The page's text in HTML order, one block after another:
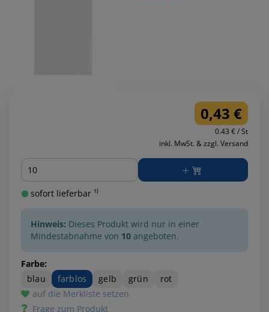
0,43 €
0.43 € / St
inkl. MwSt. & zzgl. Versand
Menge
sofort lieferbar ¹⁾
Hinweis: Dieses Produkt wird nur in einer
Mindestabnahme von 10 angeboten.
Farbe:
blau
farblos gelb grün
rot
auf die Merkliste setzen
Frage zum Produkt